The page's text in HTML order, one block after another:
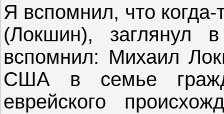
Я вспомнил, что
(Локшин), заглянул
вспомнил: Михаил
США в семье
еврейского